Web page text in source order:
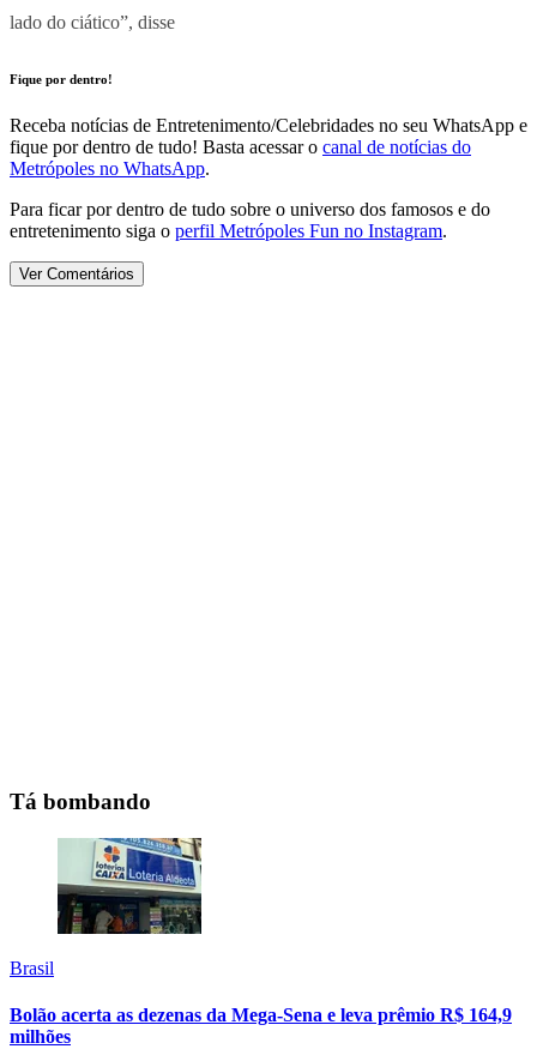
lado do ciático”, disse
Fique por dentro!
Receba notícias de Entretenimento/Celebridades no seu WhatsApp e
fique por dentro de tudo! Basta acessar o canal de notícias do
Metrópoles no WhatsApp.
Para ficar por dentro de tudo sobre o universo dos famosos e do
entretenimento siga o perfil Metrópoles Fun no Instagram.
Ver Comentários
Tá bombando
Brasil
Bolão acerta as dezenas da Mega-Sena e leva prêmio R$ 164,9
milhões